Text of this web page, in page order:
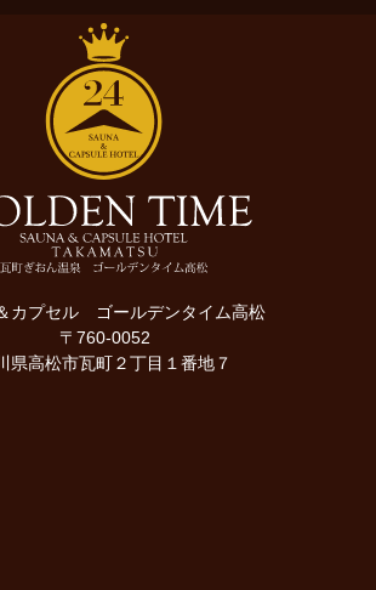
カプセル ゴールデンタイム高松
〒760-0052
県高松市瓦町２丁目１番地７